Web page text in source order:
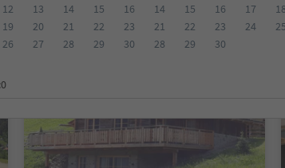
12 13 14 15
16
19 20 21 22
23
26 27 28 29
30
14
15 16 17 18
21
22 23 24 25
28
29 30
0
Zpracovává Udržitelné ubytování